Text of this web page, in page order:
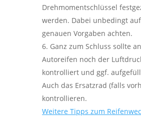
Drehmomentschlüssel
werden. Dabei unbedingt
genauen Vorgaben achten.
Ganz zum Schluss sollte
Autoreifen noch der
kontrolliert und ggf.
Auch das Ersatzrad (falls
kontrollieren.
Weitere Tipps zum